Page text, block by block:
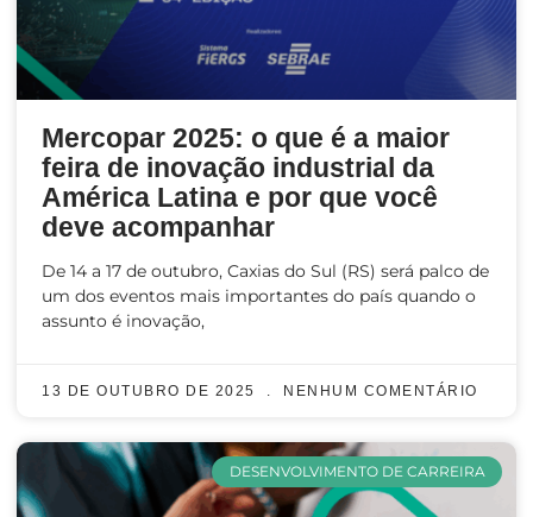
Mercopar 2025: o que é a maior
feira de inovação industrial da
América Latina e por que você
deve acompanhar
De 14 a 17 de outubro, Caxias do Sul (RS) será palco de
um dos eventos mais importantes do país quando o
assunto é inovação,
13 DE OUTUBRO DE 2025 NENHUM COMENTÁRIO
DESENVOLVIMENTO DE CARREIRA